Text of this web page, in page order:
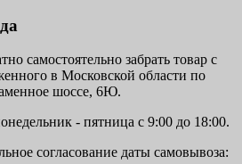
самостоятельно забрать товар с
в Московской области по
шоссе, 6Ю.
- пятница с 9:00 до 18:00.
согласование даты самовывоза: